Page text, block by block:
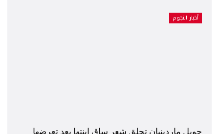
أخبار النجوم
جويل ماردينيان تحلق شعر ساق إبنتها بعد تعرضها